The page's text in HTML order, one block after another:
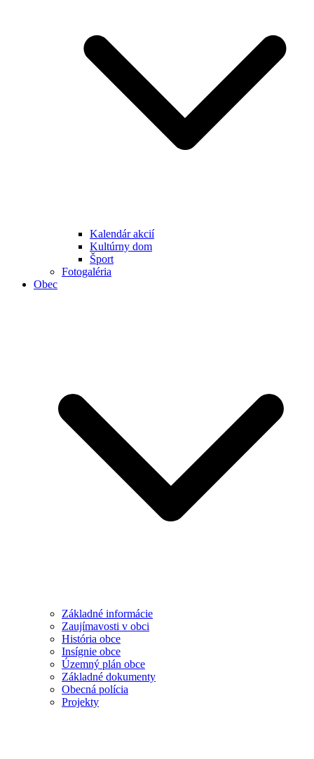
Kalendár akcií
Kultúrny dom
Šport
Fotogaléria
Obec
Základné informácie
Zaujímavosti v obci
História obce
Insígnie obce
Územný plán obce
Základné dokumenty
Obecná polícia
Projekty